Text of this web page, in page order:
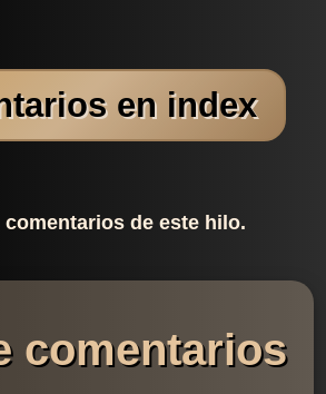
en index
comentarios de este hilo.
comentarios